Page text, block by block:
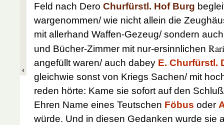
Feld nach Dero Churfürstl. Hof Burg
wargenommen/ wie nicht allein die
mit allerhand Waffen-Gezeug/ sondern
und Bücher-Zimmer mit nur-ersinnlichen
angefüllt waren/ auch dabey E. Churfürstl.
gleichwie sonst von Kriegs Sachen/ mit
reden hörte: Kame sie sofort auf den
Ehren Name eines Teutschen Föbus oder
würde. Und in diesen Gedanken wurde sie